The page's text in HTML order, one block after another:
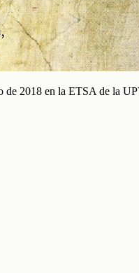
2018 en la ETSA de la